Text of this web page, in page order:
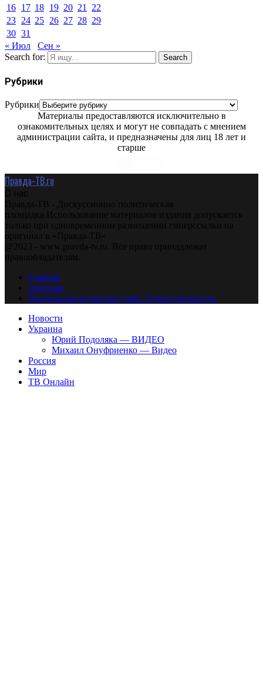
16 17 18 19 20 21
22
23 24 25 26 27 28 29
30 31
« Июл
Сен »
Search for:
Search
Рубрики
Рубрики
Материалы предоставляются исключительно в
ознакомительных целях и могут не совпадать с мнением
администрации сайта, и предназначены для лиц 18 лет и
старше
Правда-ТВ.ru
О нас
Правда-ТВ - Дискуссионно политическая
площадка.Использование материалов издания допускается
только при одновременном размещении гиперссылки на
оригинал в «Правда-ТВ»
@2023 - www.pravda-tv.ru. Все права принадлежат
правообладателям.
Главная
Авторам
Владельцам авторских прав. Ответственности.
Новости
Украина
Юрий Подоляка — ВИДЕО
Михаил Онуфриенко — Видео
Россия
Мир
ТВ Онлайн